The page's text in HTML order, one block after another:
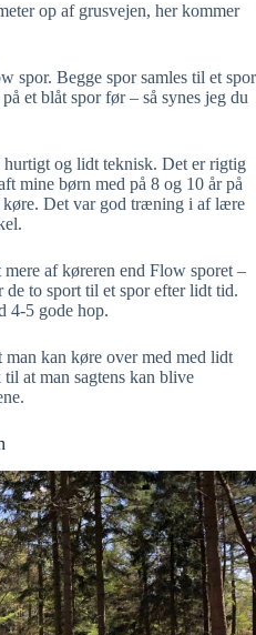
op af grusvejen, her kommer
spor. Begge spor samles til et spor
et blåt spor før – så synes jeg du
hurtigt og lidt teknisk. Det er rigtig
mine børn med på 8 og 10 år på
køre. Det var god træning i af lære
af køreren end Flow sporet –
to sport til et spor efter lidt tid.
4-5 gode hop.
kan køre over med med lidt
at man sagtens kan blive